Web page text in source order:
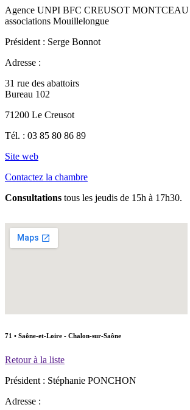
Agence UNPI BFC CREUSOT MONTCEAU
associations Mouillelongue
Président : Serge Bonnot
Adresse :
31 rue des abattoirs
Bureau 102
71200 Le Creusot
Tél. : 03 85 80 86 89
Site web
Contactez la chambre
Consultations tous les jeudis de 15h à 17h30.
71 • Saône-et-Loire - Chalon-sur-Saône
Retour à la liste
Président : Stéphanie PONCHON
Adresse :